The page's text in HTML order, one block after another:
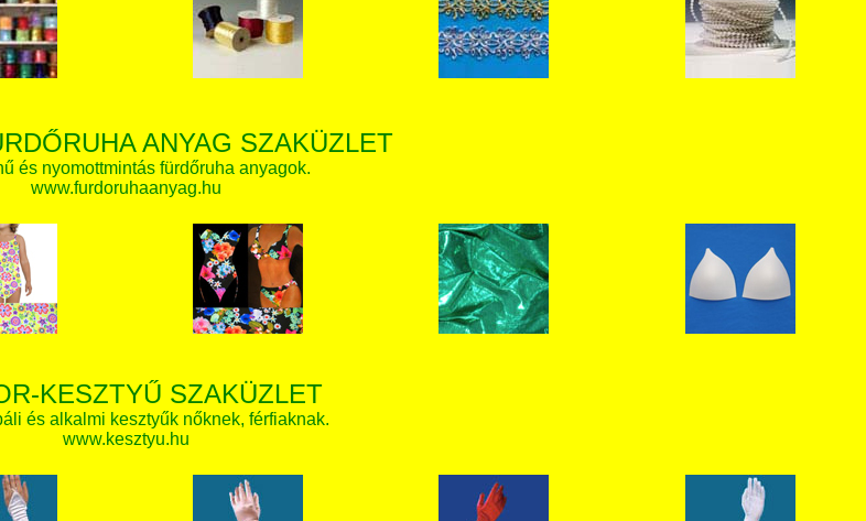
ANYAG SZAKÜZLET
és nyomottmintás fürdőruha anyagok.
www.furdoruhaanyag.hu
KESZTYŰ SZAKÜZLET
és alkalmi kesztyűk nőknek, férfiaknak.
www.kesztyu.hu